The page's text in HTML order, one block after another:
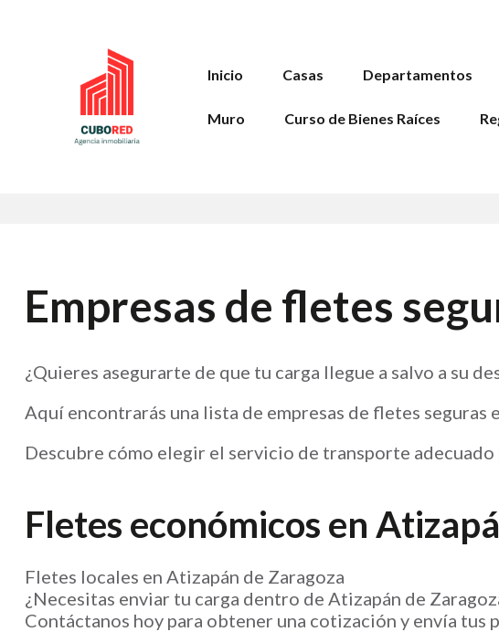
Inicio Casas Departamentos
Muro Curso de Bienes Raíces
Empresas de fletes
¿Quieres asegurarte de que tu carga llegue a salvo a su
Aquí encontrarás una lista de empresas de fletes seguras
Descubre cómo elegir el servicio de transporte
Fletes económicos en
Fletes locales en Atizapán de Zaragoza
¿Necesitas enviar tu carga dentro de Atizapán de
Contáctanos hoy para obtener una cotización y envía tus